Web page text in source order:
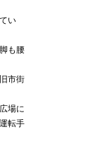
い
も腰
市街
場に
転手